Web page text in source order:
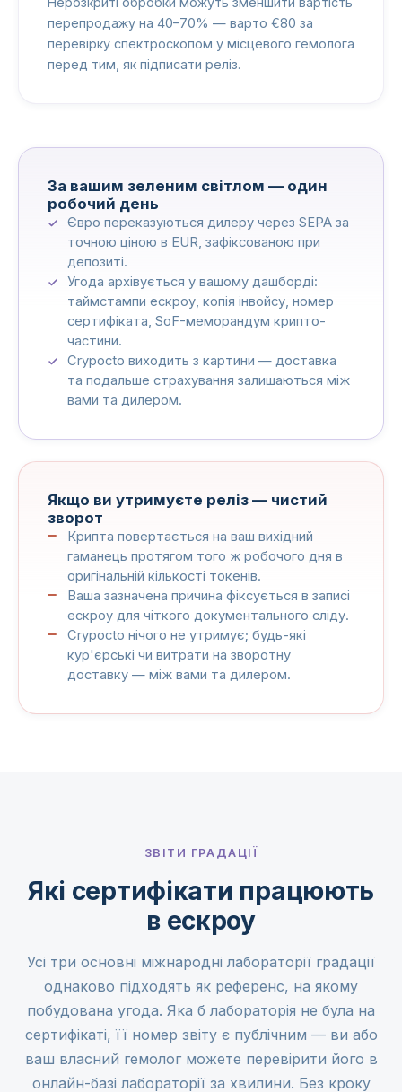
перепродажу на 40–70% — варто €80 за
перевірку спектроскопом у місцевого гемолога
перед тим, як підписати реліз.
За вашим зеленим світлом — один
робочий день
Євро переказуються дилеру через SEPA за
точною ціною в EUR, зафіксованою при
депозиті.
Угода архівується у вашому дашборді:
таймстампи ескроу, копія інвойсу, номер
сертифіката, SoF-меморандум крипто-
частини.
Crypocto виходить з картини — доставка
та подальше страхування залишаються між
вами та дилером.
Якщо ви утримуєте реліз — чистий
зворот
Крипта повертається на ваш вихідний
гаманець протягом того ж робочого дня в
оригінальній кількості токенів.
Ваша зазначена причина фіксується в записі
ескроу для чіткого документального сліду.
Crypocto нічого не утримує; будь-які
кур'єрські чи витрати на зворотну
доставку — між вами та дилером.
ЗВІТИ ГРАДАЦІЇ
Які сертифікати працюють
в ескроу
Усі три основні міжнародні лабораторії градації
однаково підходять як референс, на якому
побудована угода. Яка б лабораторія не була на
сертифікаті, її номер звіту є публічним — ви або
ваш власний гемолог можете перевірити його в
онлайн-базі лабораторії за хвилини. Без кроку